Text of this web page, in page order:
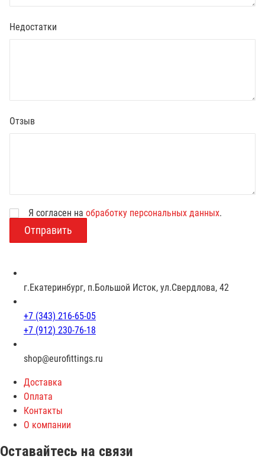
Недостатки
Отзыв
з
Я согласен на обработку персональных данных.
г.Екатеринбург, п.Большой Исток, ул.Свердлова, 42
+7 (343) 216-65-05
+7 (912) 230-76-18
shop@eurofittings.ru
Доставка
Оплата
Контакты
О компании
Оставайтесь на связи